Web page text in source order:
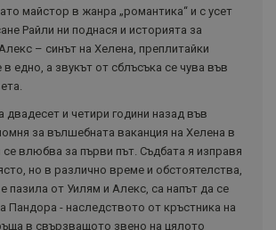
майстор в жанра „романтика“ и с усет
Райли ни поднася и историята за
– синът на Хелена, преплитайки
едно, а звукът от сблъсъка се чува във
двадесет и четири години назад във
за вълшебната ваканция на Хелена в
се влюбва за първи път. Съдбата я изправя
но в различно време и обстоятелства,
пазила от Уилям и Алекс, са напът да се
Пандора - наследството от кръстника на
в свързващото звено на цялото